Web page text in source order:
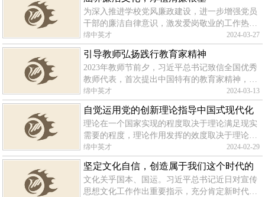
营投资管理有限公司党委委员、职工董
为深入推进学校党风廉政建设，进一步增强党员
干部的廉洁自律意识，激发爱岗敬业的工作热
情。3月20日，学校组织全体党员干部赴盐亭县
文同清风馆开展党风廉政建设活动。在讲解员的
带领下，大家从文同的“家风篇”“为官
绵中英才 2024-03-27
引导教师弘扬践行教育家精神
2023年教师节前夕，习近平总书记致信全国优秀
教师代表，首次提出中国特有的教育家精神，并
从“心有大我、至诚报国的理想信念，言为士
则、行为世范的道德情操，启智润心、因材施教
的育人智慧，勤学笃行、求是创新的躬
绵中英才 2024-03-13
自觉运用党的创新理论指导中国式现代化
新实践
理论在一个国家实现的程度取决于理论满足现实
需要的程度，理论作用发挥的效度取决于理论见
诸实践的深度。习近平总书记指出，“新时代以
来，党的理论创新和实践创新是十分生动的，我
们的学习也应该是生动的”。拥有马
绵中英才 2024-02-29
坚定文化自信，创造属于我们这个时代的
新文化
文化关乎国本、国运。习近平总书记近日对宣传
思想文化工作作出重要指示，充分肯定新时代宣